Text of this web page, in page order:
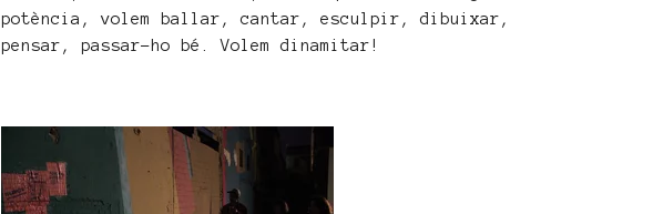
potència, volem ballar, cantar, esculpir, dibuixar,
pensar, passar-ho bé. Volem dinamitar!